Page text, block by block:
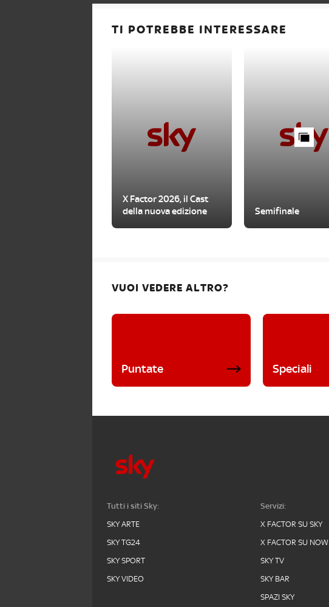
TI POTREBBE INTERESSARE
X Factor 2026, il Cast
della nuova edizione
Semifinale
VUOI VEDERE ALTRO?
Puntate Speciali
Tutti i siti Sky:
SKY ARTE
SKY TG24
SKY SPORT
SKY VIDEO
Servizi:
X FACTOR SU SKY
X FACTOR SU NOW
SKY TV
SKY BAR
SPAZI SKY